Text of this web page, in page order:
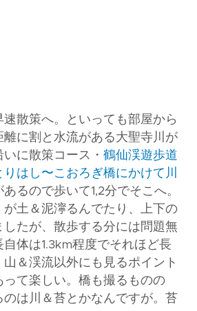
散策へ。といっても部屋から
離に割と水流がある大聖寺川が
に散策コース・ 鶴仙渓遊歩道
りはし〜こおろぎ橋にかけて川
あるので歩いて1,2分でそこへ。
土＆泥濘るんでたり、上下の
したが、散歩する分には問題無
体は1.3km程度でそれほど長
山＆渓流以外にも見るポイント
って楽しい。橋も撮るものの
は川＆苔とかなんですが。苔